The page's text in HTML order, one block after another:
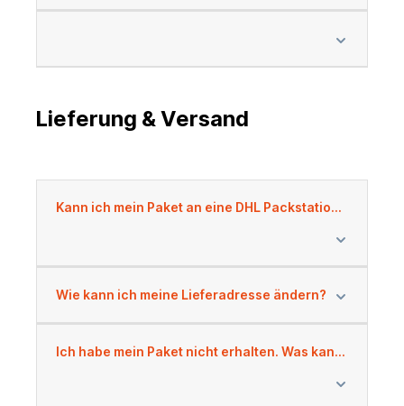
Lieferung & Versand
Kann ich mein Paket an eine DHL Packstation liefern lassen?
Wie kann ich meine Lieferadresse ändern?
Ich habe mein Paket nicht erhalten. Was kann ich tun?